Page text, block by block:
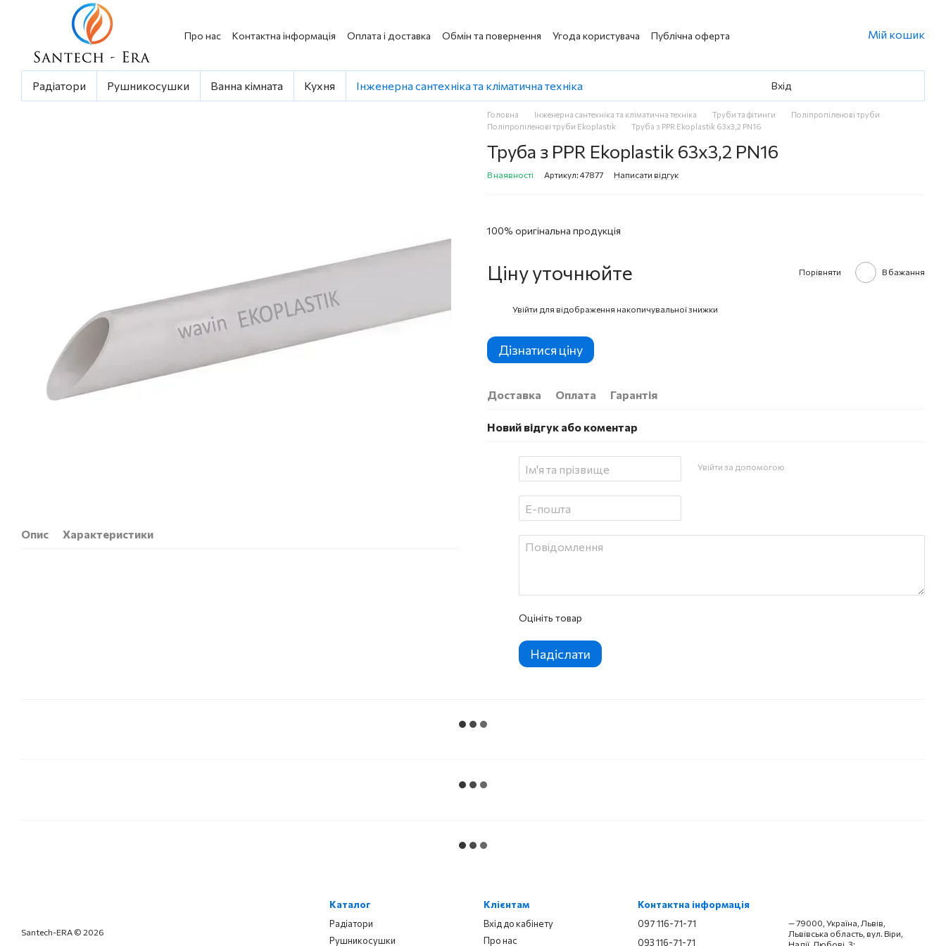
Перейти до основного контенту
Про нас Контактна інформація Оплата і доставка Обмін та повернення Угода користувача Публічна оферта Мій кошик
Радіатори Рушникосушки Ванна кімната Кухня Інженерна сантехніка та кліматична техніка Вхід
Опис Характеристики
Головна Інженерна сантехніка та кліматична техніка Труби та фітинги
Поліпропіленові труби
Поліпропіленові труби Ekoplastik
Труба з PPR Ekoplastik 63х3,2 PN16
Труба з PPR Ekoplastik 63х3,2 PN16
В наявності Артикул: 47877 Написати відгук
100% оригінальна продукція
Ціну уточнюйте Порівняти В бажання
Увійти для відображення накопичувальної знижки
Дізнатися ціну
Доставка Оплата Гарантія
Новий відгук або коментар
Увійти за допомогою
Оцініть товар
Надіслати
Santech-ERA © 2026
Каталог
Радіатори
Рушникосушки
Клієнтам
Вхід до кабінету
Про нас
Контактна інформація
097 116-71-71
093 116-71-71
— 79000, Україна, Львів,
Львівська область, вул. Віри,
Надії, Любові, 3;